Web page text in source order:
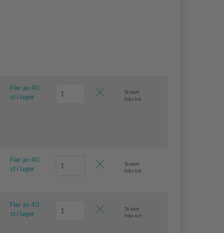
Fler än 40
st i lager
Ta bort
från kit
Fler än 40
st i lager
Ta bort
från kit
Fler än 40
st i lager
Ta bort
från kit